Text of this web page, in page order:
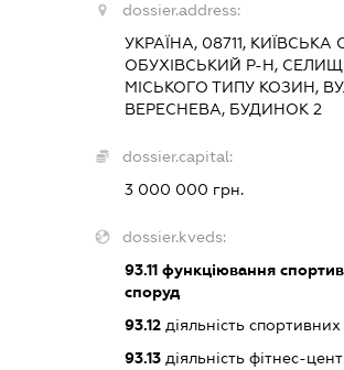
dossier.address:
УКРАЇНА, 08711, КИЇВСЬКА
ОБУХІВСЬКИЙ Р-Н,
МІСЬКОГО ТИПУ КОЗИН,
ВЕРЕСНЕВА, БУДИНОК 2
dossier.capital:
3 000 000 грн.
dossier.kveds:
93.11 функціювання
споруд
93.12 діяльність спортивних
93.13 діяльність фітнес-